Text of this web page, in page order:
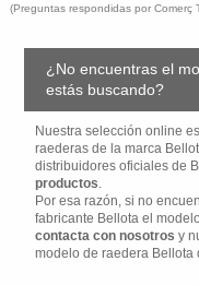
(Preguntas respondidas por
¿No encuentras el
estás buscando?
Nuestra selección online
raederas de la marca
distribuidores oficiales de
productos.
Por esa razón, si no
fabricante Bellota el
contacta con nosotros y
modelo de raedera Bellota